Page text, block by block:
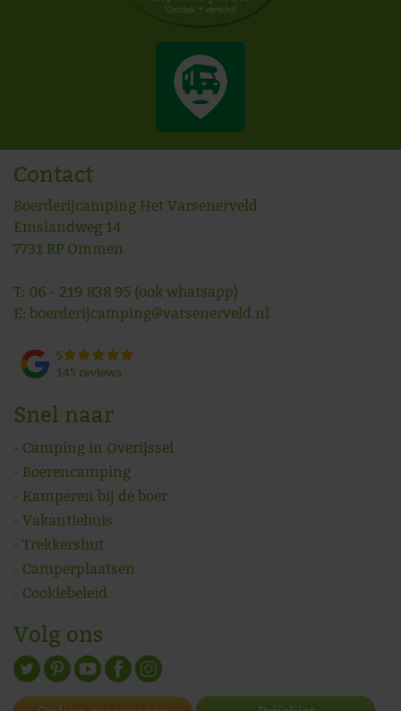
Contact
Boerderijcamping Het Varsenerveld
Emslandweg 14
7731 RP Ommen
T: 06 - 219 838 95 (ook whatsapp)
E: boerderijcamping@varsenerveld.nl
5
145 reviews
Snel naar
Camping in Overijssel
Boerencamping
Kamperen bij de boer
Vakantiehuis
Trekkershut
Camperplaatsen
Cookiebeleid
Volg ons